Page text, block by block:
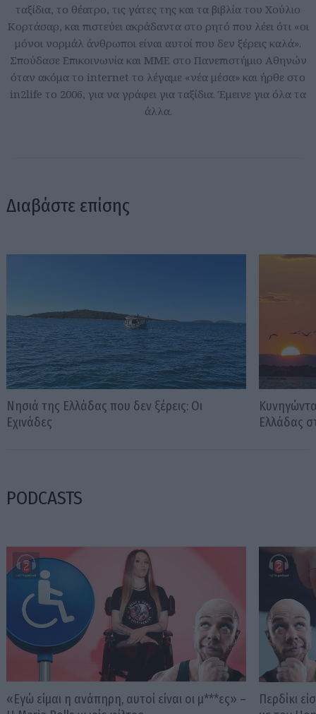
ταξίδια, το θέατρο, τις γάτες της και τα βιβλία του Χούλιο
Κορτάσαρ, και πιστεύει ακράδαντα στο ρητό που λέει ότι «οι
μόνοι νορμάλ άνθρωποι είναι αυτοί που δεν ξέρεις καλά».
Σπούδασε Επικοινωνία και ΜΜΕ στο Πανεπιστήμιο Αθηνών
όταν ακόμα το internet το λέγαμε «νέα μέσα» και ήρθε στο
in2life το 2006, για να γράφει για ταξίδια. Έμεινε για όλα τα
άλλα.
Διαβάστε επίσης
Νησιά της Ελλάδας που δεν ξέρεις: Οι
Εχινάδες
Ελλάδας
PODCASTS
«Εγώ είμαι η ανάπηρη, αυτοί είναι οι μ***ες» –
Περδίκι